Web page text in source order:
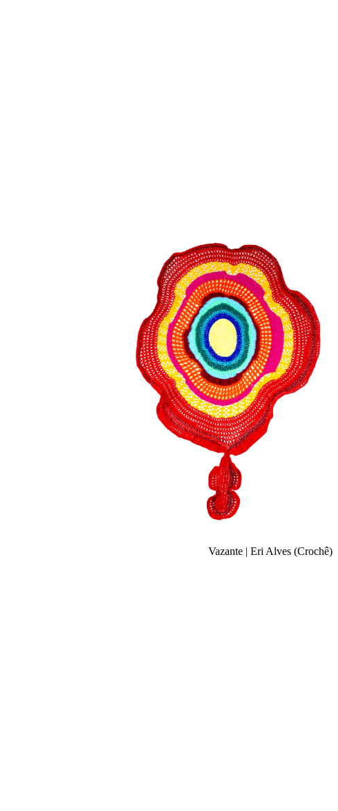
Vazante | Eri Alves (Crochê)